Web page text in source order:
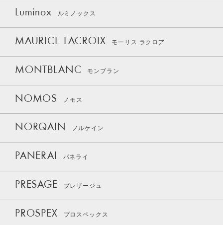
Luminox ルミノックス
MAURICE LACROIX モーリス ラクロア
MONTBLANC モンブラン
NOMOS ノモス
NORQAIN ノルケイン
PANERAI パネライ
PRESAGE プレザージュ
PROSPEX プロスペックス